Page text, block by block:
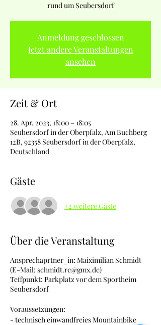
rund um Seubersdorf
Anmeldung geschlossen
Jetzt andere Veranstaltungen
ansehen
Zeit & Ort
28. Apr. 2023, 18:00 – 18:05
Seubersdorf in der Oberpfalz, Am Buchberg
12B, 92358 Seubersdorf in der Oberpfalz,
Deutschland
Gäste
+2 weitere Gäste
Über die Veranstaltung
Ansprechaprtner_in: Maiximilian Schmidt
(E-Mail: schmidt.re@gmx.de)
Teffpunkt: Parkplatz vor dem Sportheim
Seubersdorf
Voraussetzungen:
- technisch einwandfreies Mountainbike